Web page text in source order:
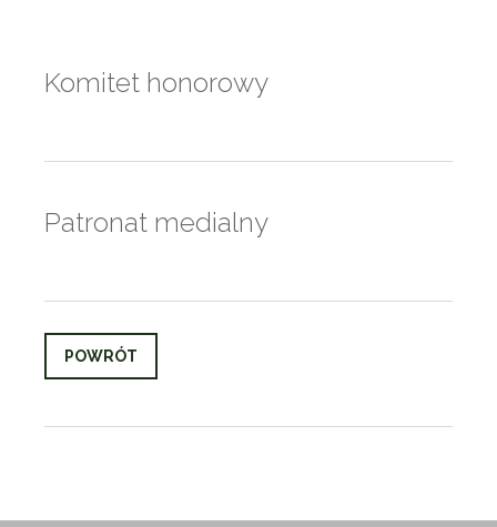
Komitet honorowy
Patronat medialny
POWRÓT